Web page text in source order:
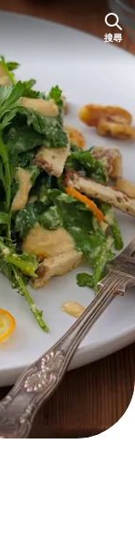
搜尋